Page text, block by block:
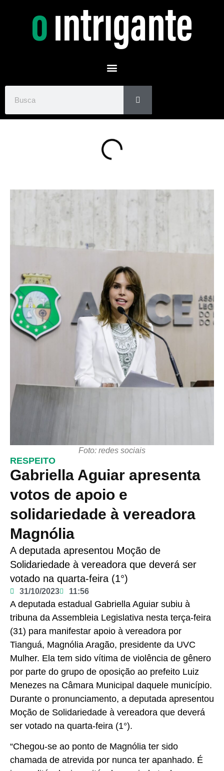
Foto: redes sociais
RESPEITO
Gabriella Aguiar apresenta
votos de apoio e
solidariedade à vereadora
Magnólia
A deputada apresentou Moção de
Solidariedade à vereadora que deverá ser
votado na quarta-feira (1°)
31/10/2023 11:56
A deputada estadual Gabriella Aguiar subiu à
tribuna da Assembleia Legislativa nesta terça-feira
(31) para manifestar apoio à vereadora por
Tianguá, Magnólia Aragão, presidente da UVC
Mulher. Ela tem sido vítima de violência de gênero
por parte do grupo de oposição ao prefeito Luiz
Menezes na Câmara Municipal daquele município.
Durante o pronunciamento, a deputada apresentou
Moção de Solidariedade à vereadora que deverá
ser votado na quarta-feira (1°).
“Chegou-se ao ponto de Magnólia ter sido
chamada de atrevida por nunca ter apanhado. É